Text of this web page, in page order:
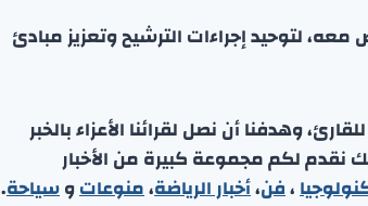
لتوحيد إجراءات الترشيح وتعزيز مبادئ
وهدفنا أن نصل لقرائنا الأعزاء بالخبر
نقدم لكم مجموعة كبيرة من الأخبار
،فن،أخبار الرياضة،منوعاتوسياحة.